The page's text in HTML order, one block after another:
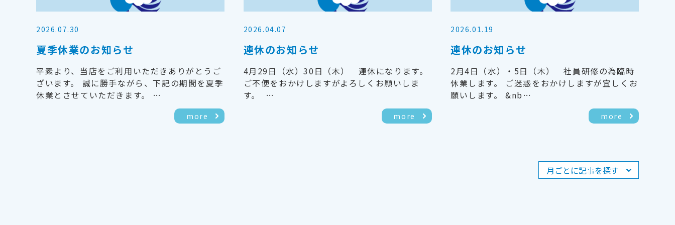
2026.07.30
夏季休業のお知らせ
平素より、当店をご利用いただきありがとうご
ざいます。 誠に勝手ながら、下記の期間を夏季
休業とさせていただきます。 …
more
2026.04.07
連休のお知らせ
4月29日（水）30日（木） 連休になります。
ご不便をおかけしますがよろしくお願いしま
す。 …
more
2026.01.19
連休のお知らせ
2月4日（水）・5日（木） 社員研修の為臨時
休業します。 ご迷惑をおかけしますが宜しくお
願いします。 &nb…
more